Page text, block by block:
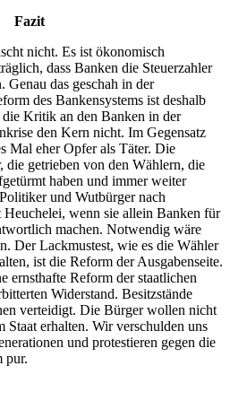
Fazit
nicht. Es ist ökonomisch
dass Banken die Steuerzahler
Genau das geschah in der
des Bankensystems ist deshalb
Kritik an den Banken in der
den Kern nicht. Im Gegensatz
Mal eher Opfer als Täter. Die
getrieben von den Wählern, die
haben und immer weiter
und Wutbürger nach
Heuchelei, wenn sie allein Banken für
machen. Notwendig wäre
Der Lackmustest, wie es die Wähler
ist die Reform der Ausgabenseite.
ernsthafte Reform der staatlichen
Widerstand. Besitzstände
verteidigt. Die Bürger wollen nicht
Staat erhalten. Wir verschulden uns
und protestieren gegen die
pur.